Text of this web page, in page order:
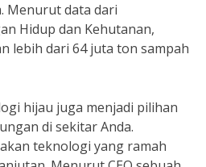
Menurut data dari
Hidup dan Kehutanan,
lebih dari 64 juta ton sampah
hijau juga menjadi pilihan
di sekitar Anda.
teknologi yang ramah